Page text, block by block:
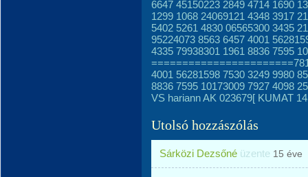
6647 45150223 2849 4714 1690
1299 1068 24069121 4348 3917
5402 5261 4830 06565300 3435
95224073 8563 6457 4001
4335 79938301 1961 8836 7595
4001 56281598 7530 3249 9980
8836 7595 10173009 7927 4098
VS hariann AK 023679[ KUMAT
Utolsó hozzászólás
Sárközi Dezsőné üzente 15 éve